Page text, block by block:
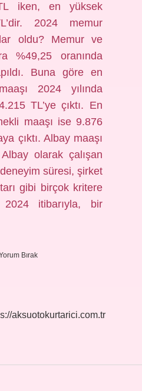
iken, en yüksek
2024 memur
oldu? Memur ve
%49,25 oranında
Buna göre en
2024 yılında
TL’ye çıktı. En
maaşı ise 9.876
çıktı. Albay maaşı
olarak çalışan
süresi, şirket
gibi birçok kritere
2024 itibarıyla, bir
Bırak
aksuotokurtarici.com.tr